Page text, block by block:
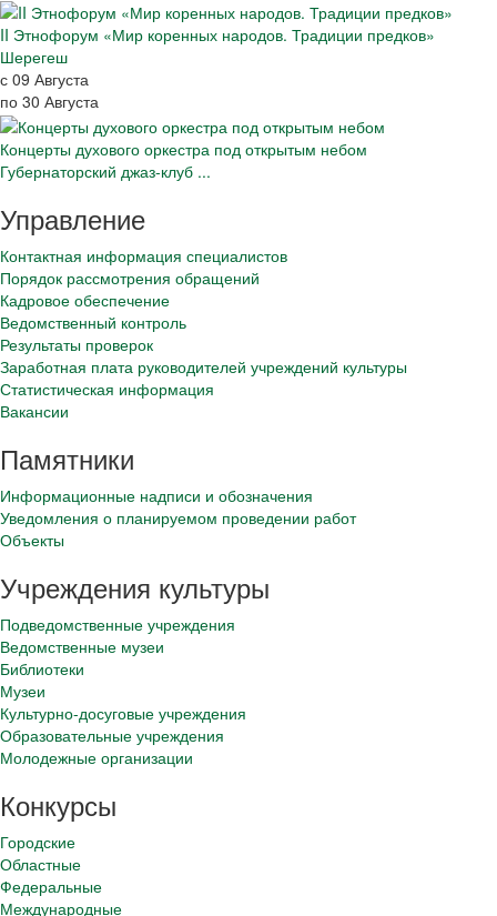
II Этнофорум «Мир коренных народов. Традиции предков»
Шерегеш
с 09 Августа
по 30 Августа
Концерты духового оркестра под открытым небом
Губернаторский джаз-клуб ...
Управление
Контактная информация специалистов
Порядок рассмотрения обращений
Кадровое обеспечение
Ведомственный контроль
Результаты проверок
Заработная плата руководителей учреждений культуры
Статистическая информация
Вакансии
Памятники
Информационные надписи и обозначения
Уведомления о планируемом проведении работ
Объекты
Учреждения культуры
Подведомственные учреждения
Ведомственные музеи
Библиотеки
Музеи
Культурно-досуговые учреждения
Образовательные учреждения
Молодежные организации
Конкурсы
Городские
Областные
Федеральные
Международные